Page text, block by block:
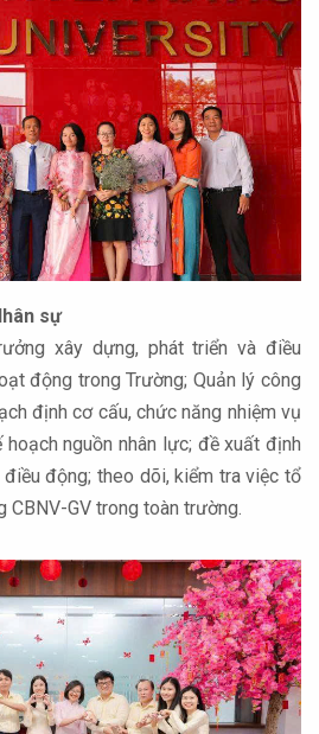
sự
xây dựng, phát triển và điều
động trong Trường; Quản lý công
định cơ cấu, chức năng nhiệm vụ
nguồn nhân lực; đề xuất định
động; theo dõi, kiểm tra việc tổ
GV trong toàn trường.